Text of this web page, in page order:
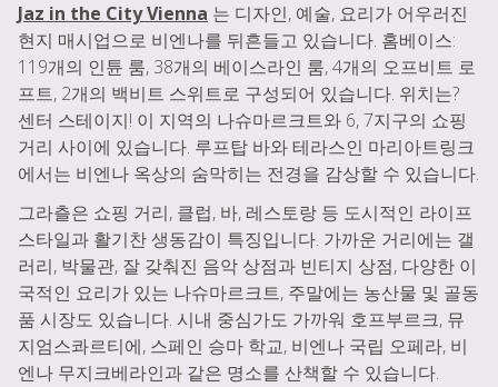
Jaz in the City Vienna 는 디자인, 예술, 요리가 어우러진
현지 매시업으로 비엔나를 뒤흔들고 있습니다. 홈베이스:
119개의 인튠 룸, 38개의 베이스라인 룸, 4개의 오프비트 로
프트, 2개의 백비트 스위트로 구성되어 있습니다. 위치는?
센터 스테이지! 이 지역의 나슈마르크트와 6, 7지구의 쇼핑
거리 사이에 있습니다. 루프탑 바와 테라스인 마리아트링크
에서는 비엔나 옥상의 숨막히는 전경을 감상할 수 있습니다.
그라츨은 쇼핑 거리, 클럽, 바, 레스토랑 등 도시적인 라이프
스타일과 활기찬 생동감이 특징입니다. 가까운 거리에는 갤
러리, 박물관, 잘 갖춰진 음악 상점과 빈티지 상점, 다양한 이
국적인 요리가 있는 나슈마르크트, 주말에는 농산물 및 골동
품 시장도 있습니다. 시내 중심가도 가까워 호프부르크, 뮤
지엄스콰르티에, 스페인 승마 학교, 비엔나 국립 오페라, 비
엔나 무지크베라인과 같은 명소를 산책할 수 있습니다.